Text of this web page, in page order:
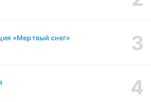
«Мертвый снег»